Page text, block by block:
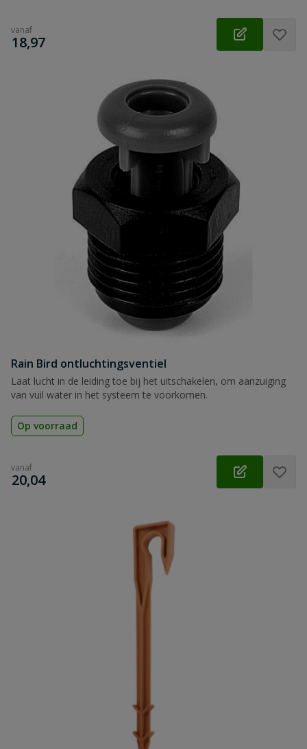
vanaf
€
18,97
Rain Bird ontluchtingsventiel
Laat lucht in de leiding toe bij het uitschakelen, om aanzuiging
van vuil water in het systeem te voorkomen.
Op voorraad
vanaf
€
20,04